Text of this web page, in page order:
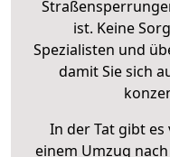
ist. Keine
Spezialisten und
damit Sie sich
In der Tat gibt es
einem Umzug